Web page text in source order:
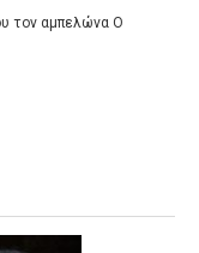
τον αμπελώνα Ο